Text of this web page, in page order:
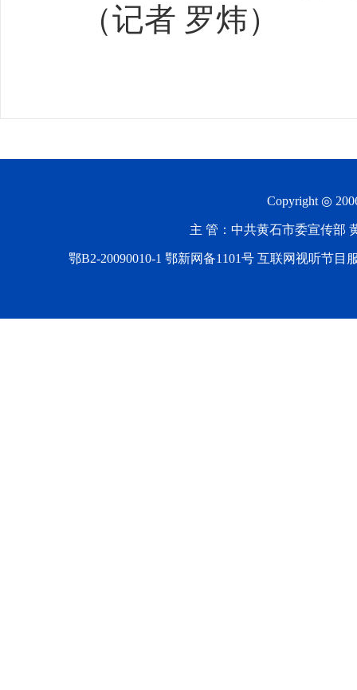
（记者 罗炜）
Copyright ◎
主 管：中共黄石市委宣传部
鄂B2-20090010-1 鄂新网备1101号 互联网视听节目